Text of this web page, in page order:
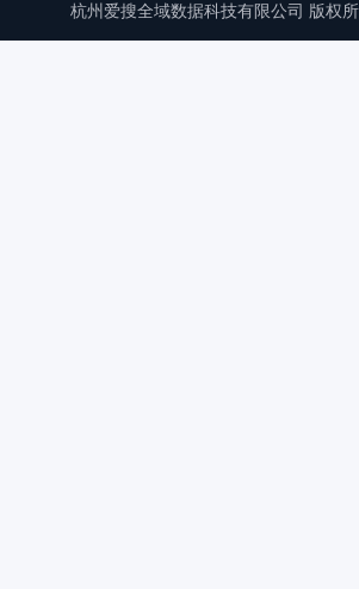
杭州爱搜全域数据科技有限公司 版权